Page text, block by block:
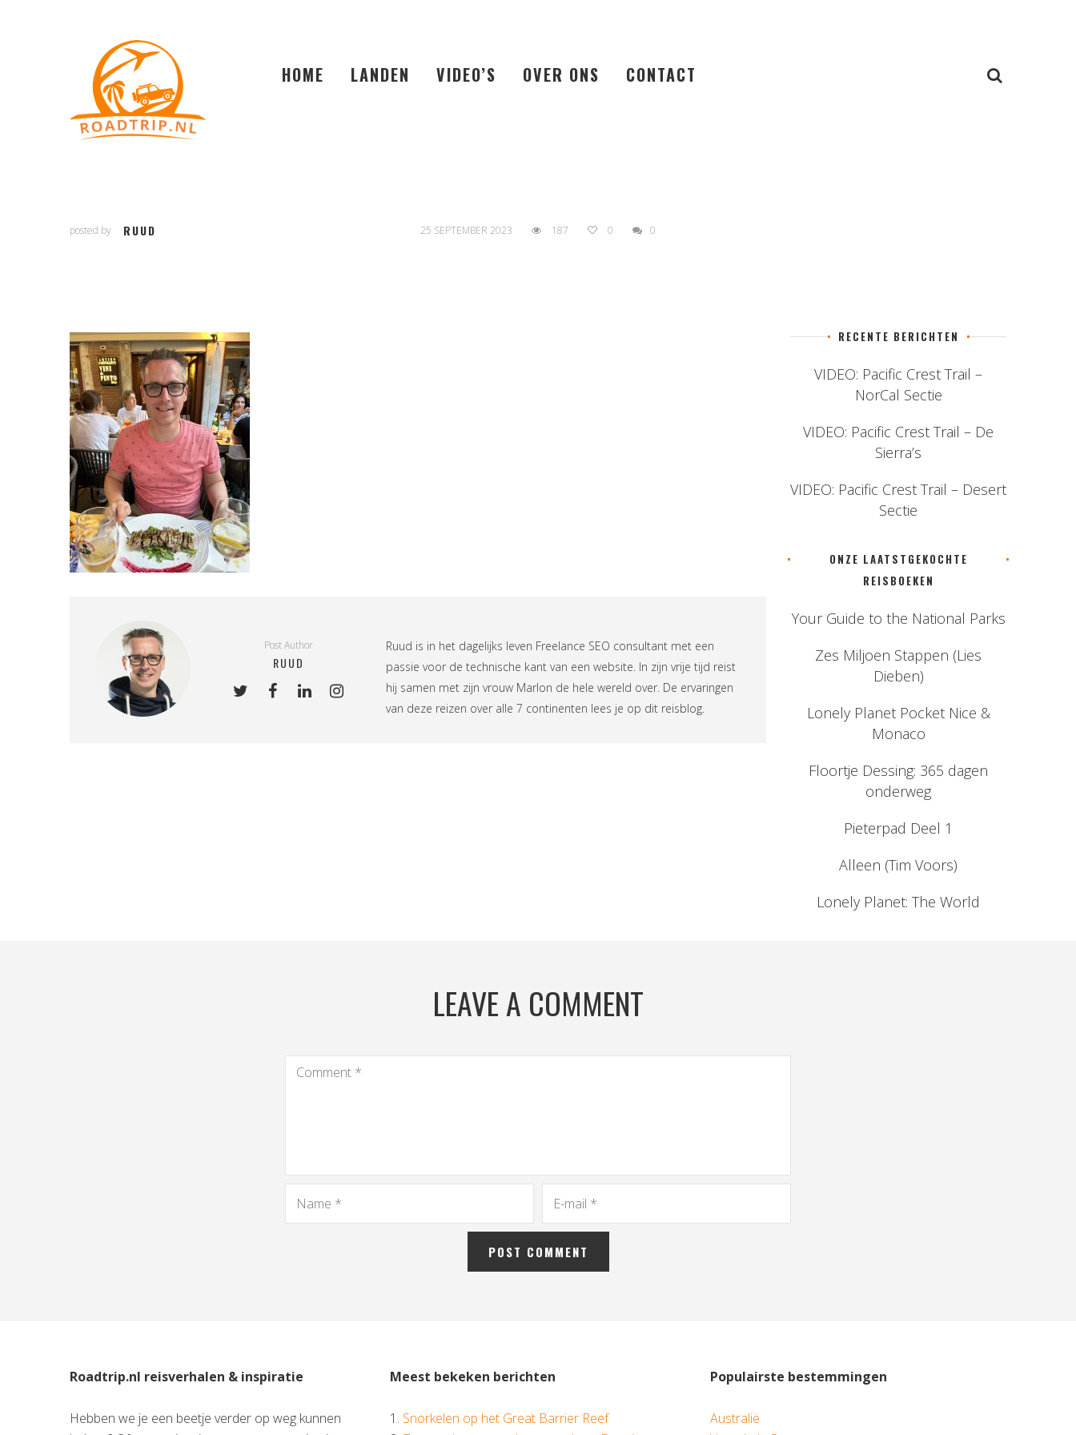
HOME LANDEN VIDEO’S OVER ONS CONTACT
posted by RUUD 25 SEPTEMBER 2023 187 0 0
Post Author
RUUD
Ruud is in het dagelijks leven Freelance SEO consultant met een
passie voor de technische kant van een website. In zijn vrije tijd reist
hij samen met zijn vrouw Marlon de hele wereld over. De ervaringen
van deze reizen over alle 7 continenten lees je op dit reisblog.
RECENTE BERICHTEN
VIDEO: Pacific Crest Trail –
NorCal Sectie
VIDEO: Pacific Crest Trail – De
Sierra’s
VIDEO: Pacific Crest Trail – Desert
Sectie
ONZE LAATSTGEKOCHTE
REISBOEKEN
Your Guide to the National Parks
Zes Miljoen Stappen (Lies
Dieben)
Lonely Planet Pocket Nice &
Monaco
Floortje Dessing: 365 dagen
onderweg
Pieterpad Deel 1
Alleen (Tim Voors)
Lonely Planet: The World
LEAVE A COMMENT
Roadtrip.nl reisverhalen & inspiratie
Hebben we je een beetje verder op weg kunnen
Meest bekeken berichten
1. Snorkelen op het Great Barrier Reef
Populairste bestemmingen
Australië